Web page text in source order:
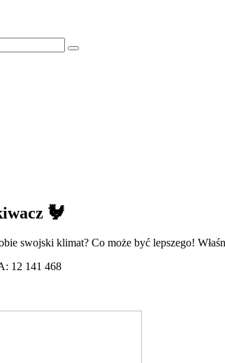
🐓
swojski klimat? Co może być lepszego!
12 141 468